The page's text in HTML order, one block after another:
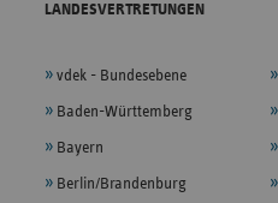
LANDESVERTRETUNGEN
vdek - Bundesebene
Baden-Württemberg
Bayern
Berlin/Brandenburg